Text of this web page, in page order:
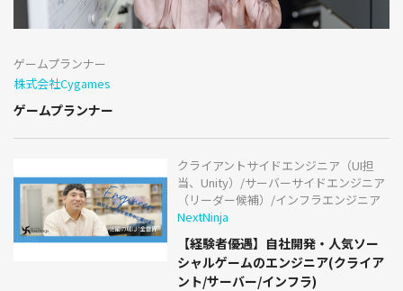
ゲームプランナー
株式会社Cygames
ゲームプランナー
クライアントサイドエンジニア（UI担
当、Unity）/サーバーサイドエンジニア
（リーダー候補）/インフラエンジニア
NextNinja
【経験者優遇】自社開発・人気ソー
シャルゲームのエンジニア(クライア
ント/サーバー/インフラ)